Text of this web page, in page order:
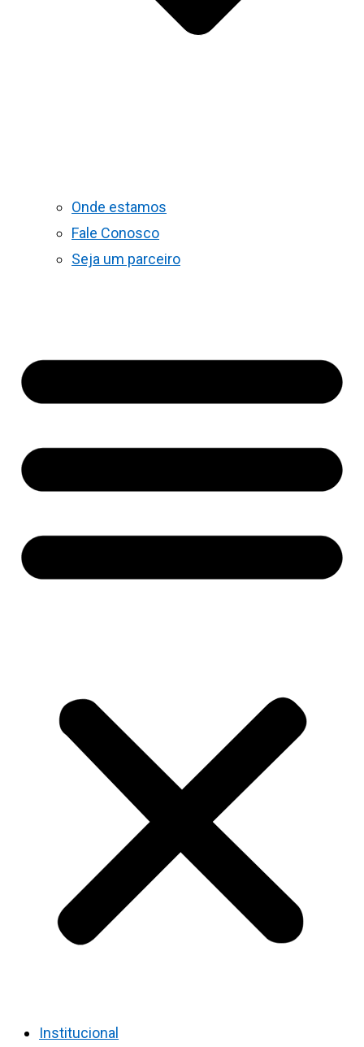
Onde estamos
Fale Conosco
Seja um parceiro
Institucional